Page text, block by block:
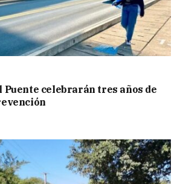
Puente celebrarán tres años de